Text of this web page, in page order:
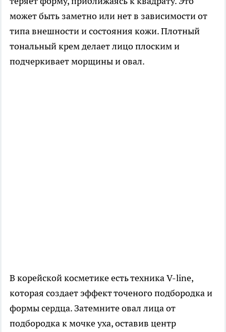
может быть заметно или нет в зависимости от
типа внешности и состояния кожи. Плотный
тональный крем делает лицо плоским и
подчеркивает морщины и овал.
В корейской косметике есть техника V-line,
которая создает эффект точеного подбородка и
формы сердца. Затемните овал лица от
подбородка к мочке уха, оставив центр